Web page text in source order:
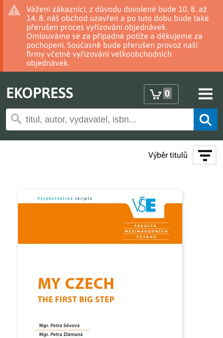
Vážení zákazníci, z důvodu dovolené bude 10. 8. až
14. 8. náš obchod uzavřen a po tuto dobu bude také
přerušen proces vyřizování objednávek.
Omlouváme se za případné potíže a děkujeme za
pochopení. Současně bude přerušen provoz naší
firmy včetně vyřizování velkoobchodních
objednávek.
EKOPRESS 0
Výběr titulů